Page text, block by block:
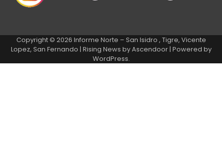
Copyright © 2026 Informe Norte – San Isidro , Tigre, Vicente
Lopez, San Fernando | Rising News byAscendoor| Powered by
WordPress.